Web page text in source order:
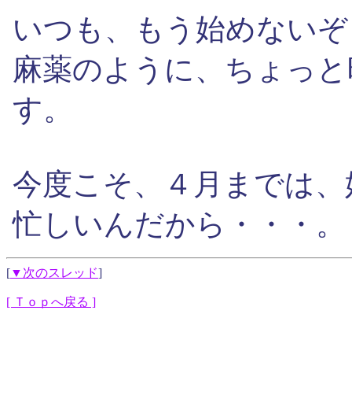
いつも、もう始めない
麻薬のように、ちょっ
す。
今度こそ、４月までは
忙しいんだから・・・。
[▼次のスレッド]
[ Ｔｏｐへ戻る ]